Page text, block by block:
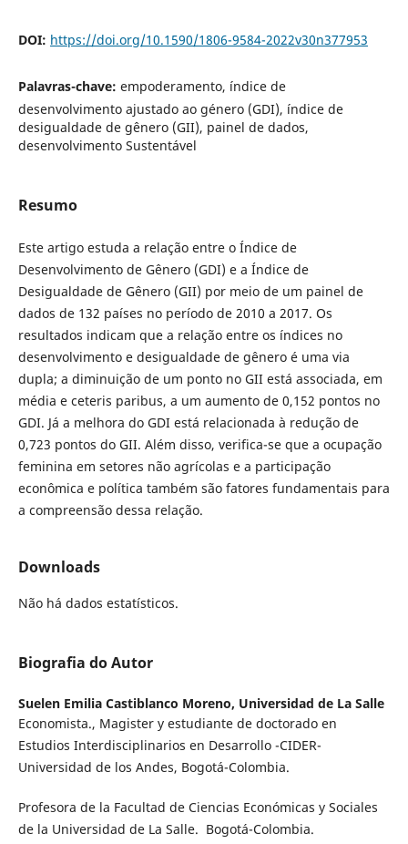
DOI: https://doi.org/10.1590/1806-9584-2022v30n377953
Palavras-chave: empoderamento, índice de
desenvolvimento ajustado ao género (GDI), índice de
desigualdade de gênero (GII), painel de dados,
desenvolvimento Sustentável
Resumo
Este artigo estuda a relação entre o Índice de
Desenvolvimento de Gênero (GDI) e a Índice de
Desigualdade de Gênero (GII) por meio de um painel de
dados de 132 países no período de 2010 a 2017. Os
resultados indicam que a relação entre os índices no
desenvolvimento e desigualdade de gênero é uma via
dupla; a diminuição de um ponto no GII está associada, em
média e ceteris paribus, a um aumento de 0,152 pontos no
GDI. Já a melhora do GDI está relacionada à redução de
0,723 pontos do GII. Além disso, verifica-se que a ocupação
feminina em setores não agrícolas e a participação
econômica e política também são fatores fundamentais para
a compreensão dessa relação.
Downloads
Não há dados estatísticos.
Biografia do Autor
Suelen Emilia Castiblanco Moreno, Universidad de La Salle
Economista., Magister y estudiante de doctorado en
Estudios Interdisciplinarios en Desarrollo -CIDER-
Universidad de los Andes, Bogotá-Colombia.
Profesora de la Facultad de Ciencias Económicas y Sociales
de la Universidad de La Salle. Bogotá-Colombia.